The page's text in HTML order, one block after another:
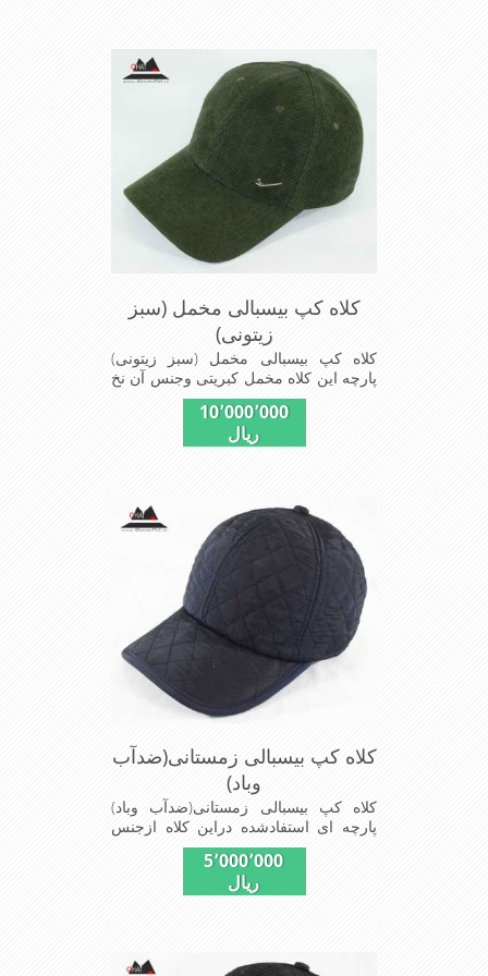
کلاه کپ بیسبالی مخمل (سبز
زیتونی)
کلاه کپ بیسبالی مخمل (سبز زیتونی)
پارچه این کلاه مخمل کبریتی وجنس آن نخ
پلیسر است داخل کلاه آستر مشکی تترون
دوخته شده تا کلاه تنفسی بهتر داشته باشد
این مدل کلاه با بندگیری که پشت کلاه
شیک خوش دوخت و راحت پارچه مخمل
لطیف
10٬000٬000
ریال
کلاه کپ بیسبالی زمستانی(ضدآب
وباد)
کلاه کپ بیسبالی زمستانی(ضدآب وباد)
پارچه ای استفادشده دراین کلاه ازجنس
ازجنس شمعی برای دوخت کاپشن بارانی
استفاده می شودبا آستر ضخیم که مناسب
عالی,دوخت مناسب,سبکی, خوش فرمی
5٬000٬000
ریال